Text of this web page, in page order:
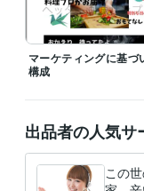
マーケティングに基づ
構成
出品者の人気サ
この